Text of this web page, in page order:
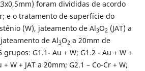
foram divididas de acordo
e o tratamento de superfície do
(W), jateamento de Al3O2 (JAT) a
de Al3O2 a 20mm de
G1.1- Au + W; G1.2 - Au + W +
W + JAT a 20mm; G2.1 – Co-Cr + W;